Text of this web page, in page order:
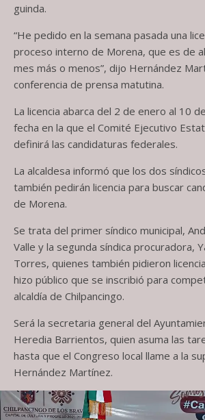
guinda.
“He pedido en la semana pasada una
proceso interno de Morena, que es de
mes más o menos”, dijo Hernández
conferencia de prensa matutina.
La licencia abarca del 2 de enero al 10
fecha en la que el Comité Ejecutivo
definirá las candidaturas federales.
La alcaldesa informó que los dos
también pedirán licencia para buscar
de Morena.
Se trata del primer síndico municipal,
Valle y la segunda síndica procuradora,
Torres, quienes también pidieron
hizo público que se inscribió para
alcaldía de Chilpancingo.
Será la secretaria general del
Heredia Barrientos, quien asuma las
hasta que el Congreso local llame a la
Hernández Martínez.